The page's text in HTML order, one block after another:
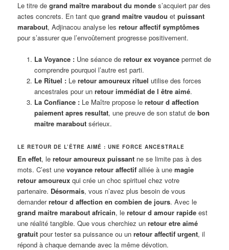
Le titre degrand maître marabout du monde s’acquiert par des
actes concrets. En tant quegrand maitre vaudou etpuissant
marabout, Adjinacou analyse lesretour affectif symptômes
pour s’assurer que l’envoûtement progresse positivement.
La Voyance :Une séance de retour ex voyancepermet de
comprendre pourquoi l’autre est parti.
Le Rituel :Le retour amoureux rituel utilise des forces
ancestrales pour un retour immédiat de l être aimé.
La Confiance :Le Maître propose le retour d affection
paiement apres resultat, une preuve de son statut de bon
maitre maraboutsérieux.
LE RETOUR DE L’ÊTRE AIMÉ : UNE FORCE ANCESTRALE
En effet, leretour amoureux puissant ne se limite pas à des
mots. C’est unevoyance retour affectif alliée à unemagie
retour amoureux qui crée un choc spirituel chez votre
partenaire. Désormais, vous n’avez plus besoin de vous
demanderretour d affection en combien de jours. Avec le
grand maitre marabout africain, leretour d amour rapide est
une réalité tangible. Que vous cherchiez unretour etre aimé
gratuit pour tester sa puissance ou unretour affectif urgent, il
répond à chaque demande avec la même dévotion.